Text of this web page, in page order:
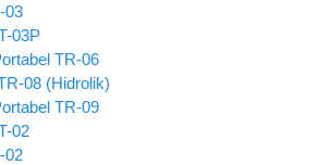
03
03P
TR-06
08 (Hidrolik)
TR-09
02
02